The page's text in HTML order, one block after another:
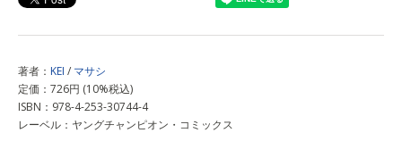
著者： KEI / マサシ
定価：726円 (10%税込)
ISBN：978-4-253-30744-4
レーベル：ヤングチャンピオン・コミックス